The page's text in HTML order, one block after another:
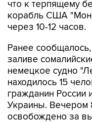
что к терпящему
корабль США
через 10-12 часов.
Ранее
заливе
немецкое судно
находилось 15
гражданин России
Украины. Вечером
освобождено за